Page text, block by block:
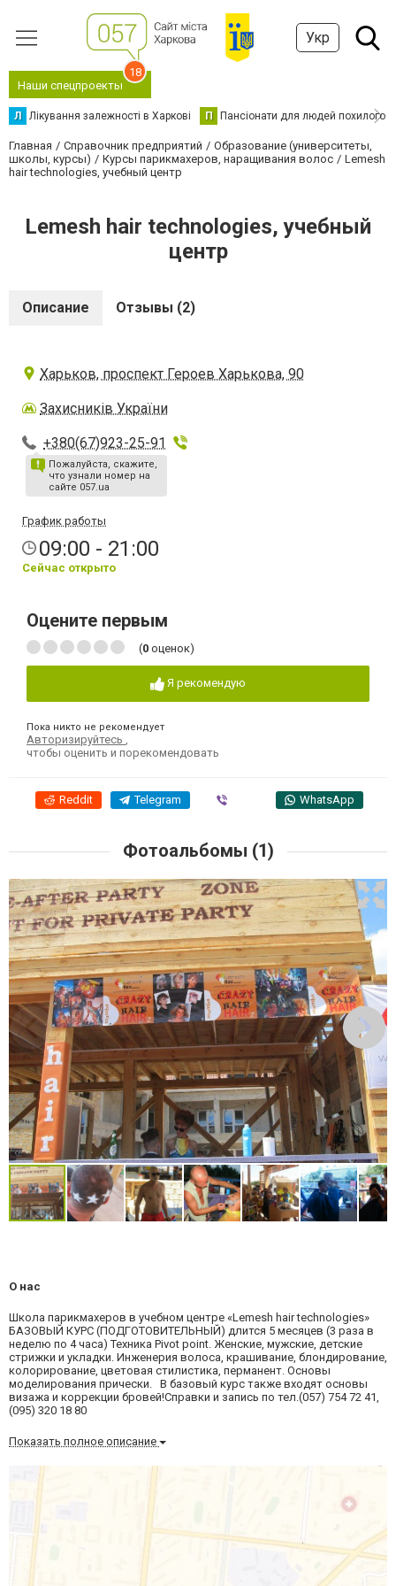
Укр
Наши спецпроекты
18
Л Лікування залежності в Харкові П Пансіонати для людей похилого
Главная Справочник предприятий
Образование (университеты,
школы, курсы)
Курсы парикмахеров, наращивания волос
Lemesh
hair technologies, учебный центр
Lemesh hair technologies, учебный
центр
Описание Отзывы (2)
Харьков, проспект Героев Харькова, 90
Захисників України
+380(67)923-25-91
Пожалуйста, скажите,
что узнали номер на
сайте 057.ua
График работы
09:00 - 21:00
Сейчас открыто
Оцените первым
(0 оценок)
Я рекомендую
Пока никто не рекомендует
Авторизируйтесь
чтобы оценить и порекомендовать
Reddit Telegram WhatsApp
Фотоальбомы (1)
О нас
Школа парикмахеров в учебном центре «Lemesh hair technologies»
БАЗОВЫЙ КУРС (ПОДГОТОВИТЕЛЬНЫЙ) длится 5 месяцев (3 раза в
неделю по 4 часа) Техника Pivot point. Женские, мужские, детские
стрижки и укладки. Инженерия волоса, крашивание, блондирование,
колорирование, цветовая стилистика, перманент. Основы
моделирования прически. В базовый курс также входят основы
визажа и коррекции бровей!Справки и запись по тел.(057) 754 72 41,
(095) 320 18 80
Показать полное описание